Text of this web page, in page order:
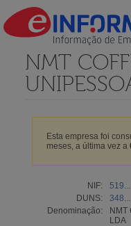
NMT
Esta empresa foi
meses, a última vez a
NIF:
519...
DUNS:
348...
Denominação:
NMT
LDA